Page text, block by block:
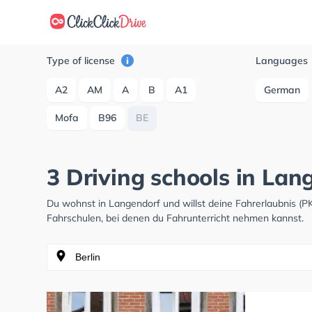
Type of license
A2 AM A B A1
Mofa B96 BE
Languages
German
3 Driving schools in
Du wohnst in Langendorf und willst deine Fahrerlaubnis
Fahrschulen, bei denen du Fahrunterricht nehmen kannst.